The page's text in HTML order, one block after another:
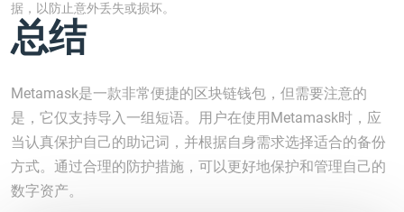
据，以防止意外丢失或损坏。
总结
Metamask是一款非常便捷的区块链钱包，但需要注意的
是，它仅支持导入一组短语。用户在使用Metamask时，应
当认真保护自己的助记词，并根据自身需求选择适合的备份
方式。通过合理的防护措施，可以更好地保护和管理自己的
数字资产。